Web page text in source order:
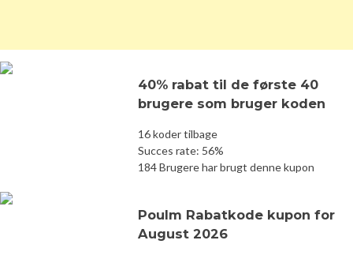
40% rabat til de første 40
brugere som bruger koden
16 koder tilbage
Succes rate: 56%
184 Brugere har brugt denne kupon
Poulm Rabatkode kupon for
August 2026